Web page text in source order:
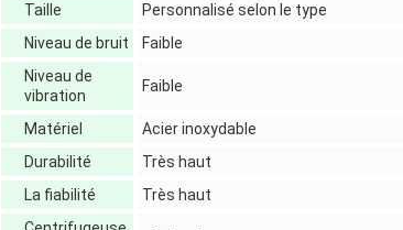
Taille
Personnalisé selon le type
Niveau de bruit
Faible
Niveau de
vibration
Faible
Matériel
Acier inoxydable
Durabilité
Très haut
La fiabilité
Très haut